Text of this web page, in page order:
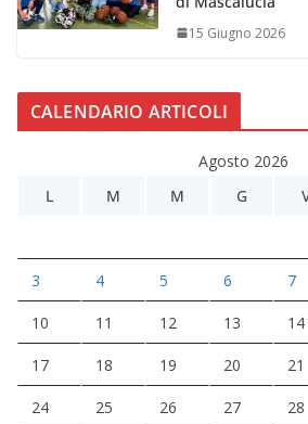
15 Giugno 2026
CALENDARIO ARTICOLI
Agosto 2026
L
M M G
3 4 5 6 7
10 11 12 13 14
17 18 19 20 21
24 25 26 27 28